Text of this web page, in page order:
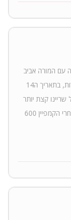
עם המורה אביב
אורין - חוקר ומטפל ותיק. המפגש ייערך במושב חרות, בתאריך ה14
כ4 שעות. (אבל שריינו קצת יותר
למקרה שיהיה ממממממש מעניין). שווי התשורה אחרי הקמפיין 600